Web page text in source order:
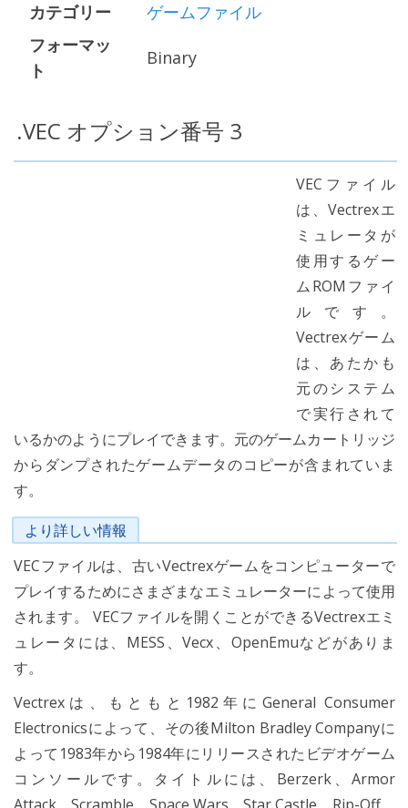
カテゴリー
ゲームファイル
フォーマッ
ト
Binary
.VEC オプション番号 3
VECファイル
は、Vectrexエ
ミュレータが
使用するゲー
ムROMファイ
ルです。
Vectrexゲーム
は、あたかも
元のシステム
で実行されて
いるかのようにプレイできます。元のゲームカートリッジ
からダンプされたゲームデータのコピーが含まれていま
す。
より詳しい情報
VECファイルは、古いVectrexゲームをコンピューターで
プレイするためにさまざまなエミュレーターによって使用
されます。 VECファイルを開くことができるVectrexエミ
ュレータには、MESS、Vecx、OpenEmuなどがありま
す。
Vectrexは、もともと1982年にGeneral Consumer
Electronicsによって、その後Milton Bradley Companyに
よって1983年から1984年にリリースされたビデオゲーム
コンソールです。タイトルには、Berzerk、Armor